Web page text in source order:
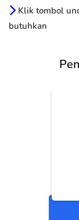
Klik tombol
butuhkan